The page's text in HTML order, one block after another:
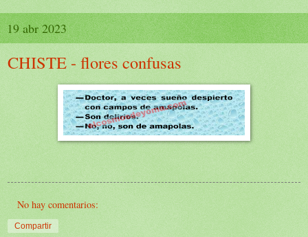
19 abr 2023
CHISTE - flores confusas
No hay comentarios:
Compartir